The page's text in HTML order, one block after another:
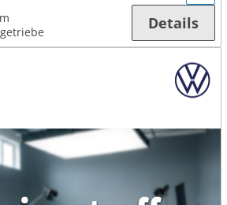
Details